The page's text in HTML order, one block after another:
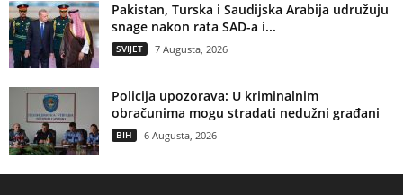
Pakistan, Turska i Saudijska Arabija udružuju
snage nakon rata SAD-a i...
SVIJET 7 Augusta, 2026
Policija upozorava: U kriminalnim
obračunima mogu stradati nedužni građani
BIH 6 Augusta, 2026